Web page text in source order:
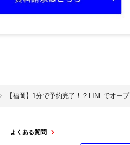
【福岡】1分で予約完了！？LINEでオー
よくある質問